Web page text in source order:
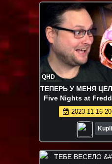
QHD
ТЕПЕРЬ У МЕНЯ
Five Nights at
2023-11-16